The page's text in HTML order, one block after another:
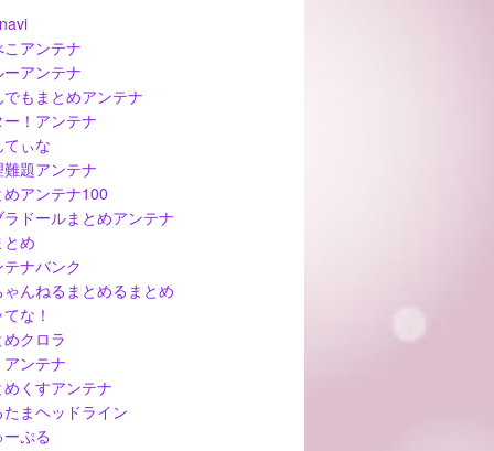
こアンテナ
ーアンテナ
でもまとめアンテナ
ー！アンテナ
ぃな
難題アンテナ
めアンテナ100
ラドールまとめアンテナ
め
ナバンク
ゃんねるまとめるまとめ
な！
クロラ
ンテナ
めくすアンテナ
たまヘッドライン
ーぷる